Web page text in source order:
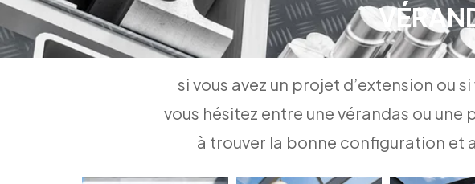
si vous avez un projet d’extension ou
vous hésitez entre une vérandas ou
à trouver la bonne configuration et